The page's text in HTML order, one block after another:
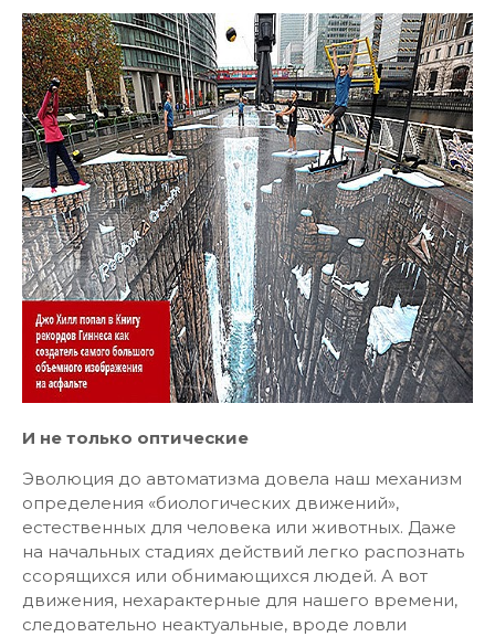
И не только оптические
Эволюция до автоматизма довела наш механизм
определения «биологических движений»,
естественных для человека или животных. Даже
на начальных стадиях действий легко распознать
ссорящихся или обнимающихся людей. А вот
движения, нехарактерные для нашего времени,
следовательно неактуальные, вроде ловли